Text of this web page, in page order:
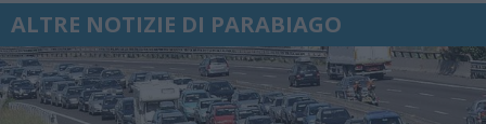
ALTRE NOTIZIE DI PARABIAGO